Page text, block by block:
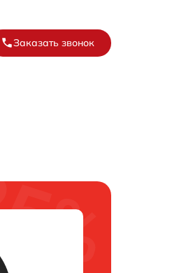
Заказать звонок